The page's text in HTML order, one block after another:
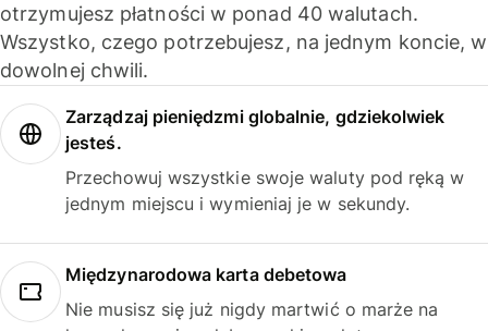
otrzymujesz płatności w ponad 40 walutach.
Wszystko, czego potrzebujesz, na jednym koncie, w
dowolnej chwili.
Zarządzaj pieniędzmi globalnie, gdziekolwiek
jesteś.
Przechowuj wszystkie swoje waluty pod ręką w
jednym miejscu i wymieniaj je w sekundy.
Międzynarodowa karta debetowa
Nie musisz się już nigdy martwić o marże na